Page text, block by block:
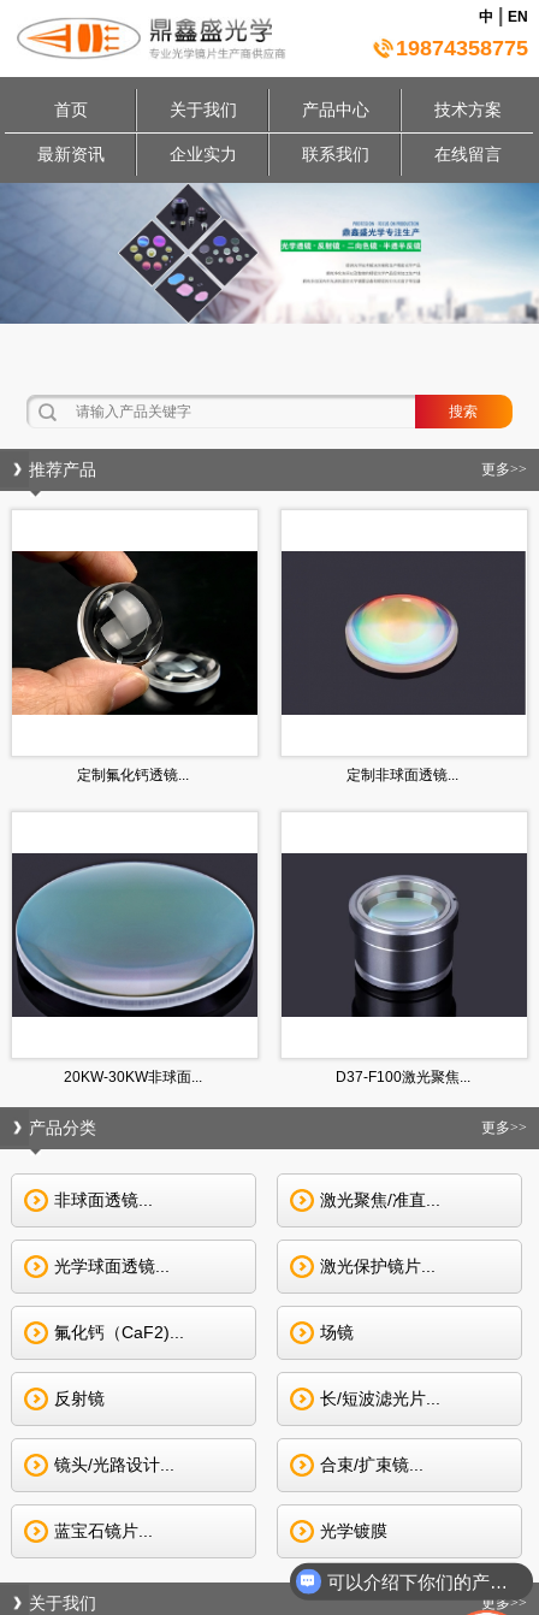
中 |EN
19874358775
首页 关于我们 产品中心 技术方案
最新资讯 企业实力 联系我们 在线留言
更多>>
推荐产品
定制氟化钙透镜... 定制非球面透镜...
20KW-30KW非球面... D37-F100激光聚焦...
更多>>
产品分类
非球面透镜... 激光聚焦/准直...
光学球面透镜... 激光保护镜片...
氟化钙（CaF2)... 场镜
反射镜 长/短波滤光片...
镜头/光路设计... 合束/扩束镜...
蓝宝石镜片... 光学镀膜
更多>>
关于我们
可以介绍下你们的产品么